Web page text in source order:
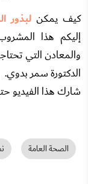
كيف يمكنلبذور
إليكم هذا
والمعادن التي
الدكتورة سمر بدوي.
شارك هذا الفيديو
الصحة العامة